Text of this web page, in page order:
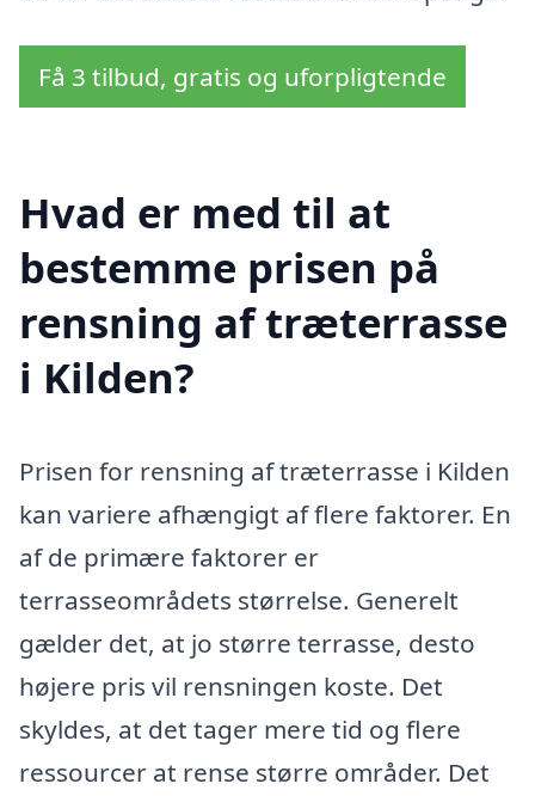
Få 3 tilbud, gratis og uforpligtende
Hvad er med til at
bestemme prisen på
rensning af træterrasse
i Kilden?
Prisen for rensning af træterrasse i Kilden
kan variere afhængigt af flere faktorer. En
af de primære faktorer er
terrasseområdets størrelse. Generelt
gælder det, at jo større terrasse, desto
højere pris vil rensningen koste. Det
skyldes, at det tager mere tid og flere
ressourcer at rense større områder. Det